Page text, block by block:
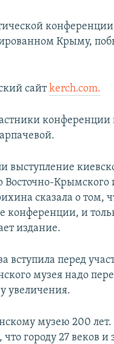
Крыму,
сайтkerch.com.
выступление
Восточно-Крымского
сказала о том,
и
издание.
вступила перед
музея надо
увеличения.
музею 200
городу 27 веков и